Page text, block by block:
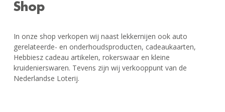
Shop
In onze shop verkopen wij naast lekkernijen ook auto
gerelateerde- en onderhoudsproducten, cadeaukaarten,
Hebbiesz cadeau artikelen, rokerswaar en kleine
kruidenierswaren. Tevens zijn wij verkooppunt van de
Nederlandse Loterij.